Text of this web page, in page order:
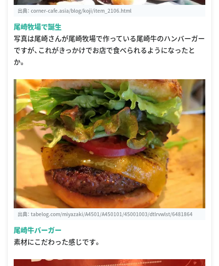
出典： corner-cafe.asia/blog/koji/item_2106.html
尾崎牧場で誕生
写真は尾崎さんが尾崎牧場で作っている尾崎牛のハンバーガー
ですが、これがきっかけでお店で食べられるようになったと
か。
出典： tabelog.com/miyazaki/A4501/A450101/45001003/dtlrvwlst/6481864
尾崎牛バーガー
素材にこだわった感じです。